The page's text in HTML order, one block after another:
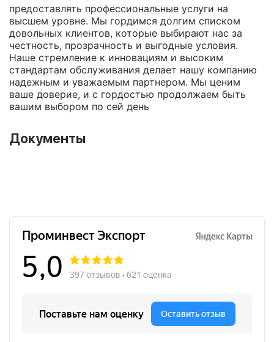
предоставлять профессиональные услуги на
высшем уровне. Мы гордимся долгим списком
довольных клиентов, которые выбирают нас за
честность, прозрачность и выгодные условия.
Наше стремление к инновациям и высоким
стандартам обслуживания делает нашу компанию
надежным и уважаемым партнером. Мы ценим
ваше доверие, и с гордостью продолжаем быть
вашим выбором по сей день
Документы